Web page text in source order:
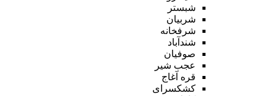
شبستر
شربیان
شرفخانه
شندآباد
صوفیان
عجب شیر
قره آغاج
کشکسرای